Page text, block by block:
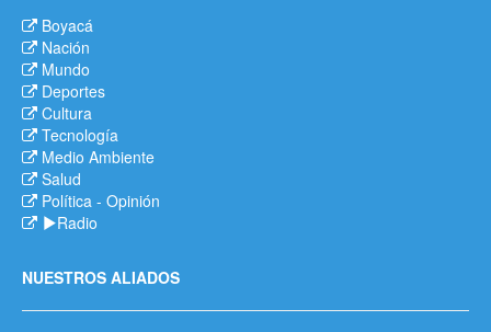
Boyacá
Nación
Mundo
Deportes
Cultura
Tecnología
Medio Ambiente
Salud
Política - Opinión
Radio
NUESTROS ALIADOS